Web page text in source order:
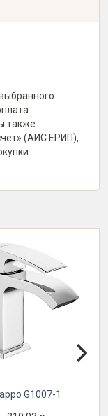
также
(АИС ЕРИП),
G1007-1